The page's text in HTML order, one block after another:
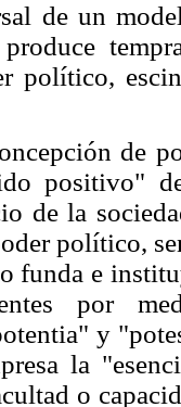
de un
político,
de
positivo"
de la
político,
funda e
por
y
la
o